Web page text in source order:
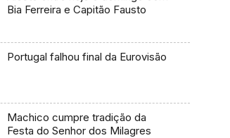
Bia Ferreira e Capitão Fausto
Portugal falhou final da Eurovisão
Machico cumpre tradição da
Festa do Senhor dos Milagres